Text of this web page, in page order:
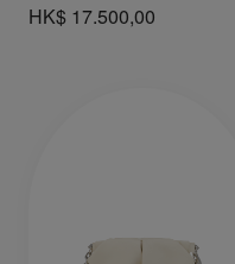
HK$ 17.500,00